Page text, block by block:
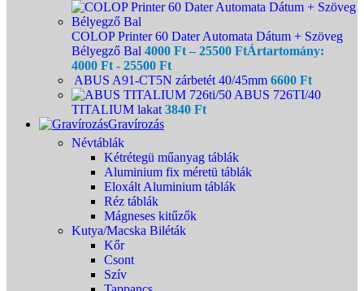
COLOP Printer 60 Dater Automata Dátum + Szöveg
Bélyegző Bal 4000 Ft – 25500 FtÁrtartomány:
4000 Ft - 25500 Ft
ABUS A91-CT5N zárbetét 40/45mm 6600 Ft
ABUS 726TI/40
TITALIUM lakat 3840 Ft
Gravírozás
Névtáblák
Kétrétegü műanyag táblák
Aluminium fix méretü táblák
Eloxált Aluminium táblák
Réz táblák
Mágneses kitűzők
Kutya/Macska Biléták
Kőr
Csont
Szív